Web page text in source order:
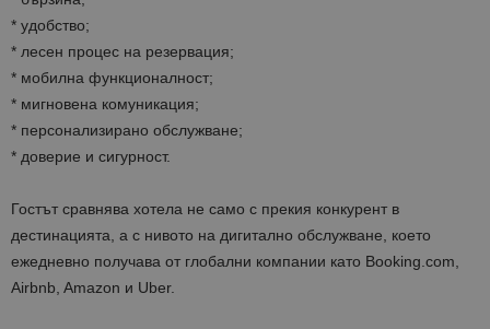
* удобство;
* лесен процес на резервация;
* мобилна функционалност;
* мигновена комуникация;
* персонализирано обслужване;
* доверие и сигурност.
Гостът сравнява хотела не само с прекия конкурент в
дестинацията, а с нивото на дигитално обслужване, което
ежедневно получава от глобални компании като Booking.com,
Airbnb, Amazon и Uber.